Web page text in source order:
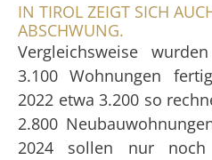
IN TIROL ZEIGT SICH
ABSCHWUNG.
Vergleichsweise
3.100 Wohnungen
2022 etwa 3.200 so
2.800
2024 sollen nur noch